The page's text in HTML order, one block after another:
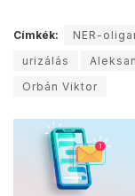
Címkék: NER-
urizálás
Orbán Viktor